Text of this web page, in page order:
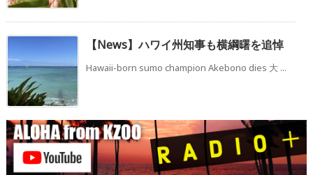
【News】ハワイ州知事も横綱曙を追悼
Hawaii-born sumo champion Akebono dies 大 ...